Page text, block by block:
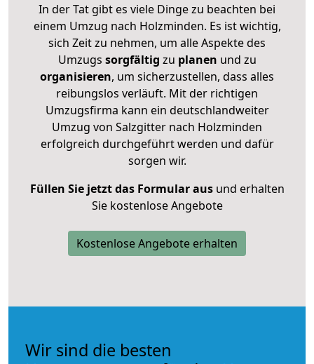
In der Tat gibt es viele Dinge zu beachten bei
einem Umzug nach Holzminden. Es ist wichtig,
sich Zeit zu nehmen, um alle Aspekte des
Umzugs sorgfältig zu planen und zu
organisieren, um sicherzustellen, dass alles
reibungslos verläuft. Mit der richtigen
Umzugsfirma kann ein deutschlandweiter
Umzug von Salzgitter nach Holzminden
erfolgreich durchgeführt werden und dafür
sorgen wir.
Füllen Sie jetzt das Formular ausund erhalten
Sie kostenlose Angebote
Kostenlose Angebote erhalten
Wir sind die besten